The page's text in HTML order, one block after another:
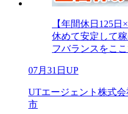
【年間休日125
休めて安定して
フバランスをこ
07月31日UP
UTエージェント株式
市